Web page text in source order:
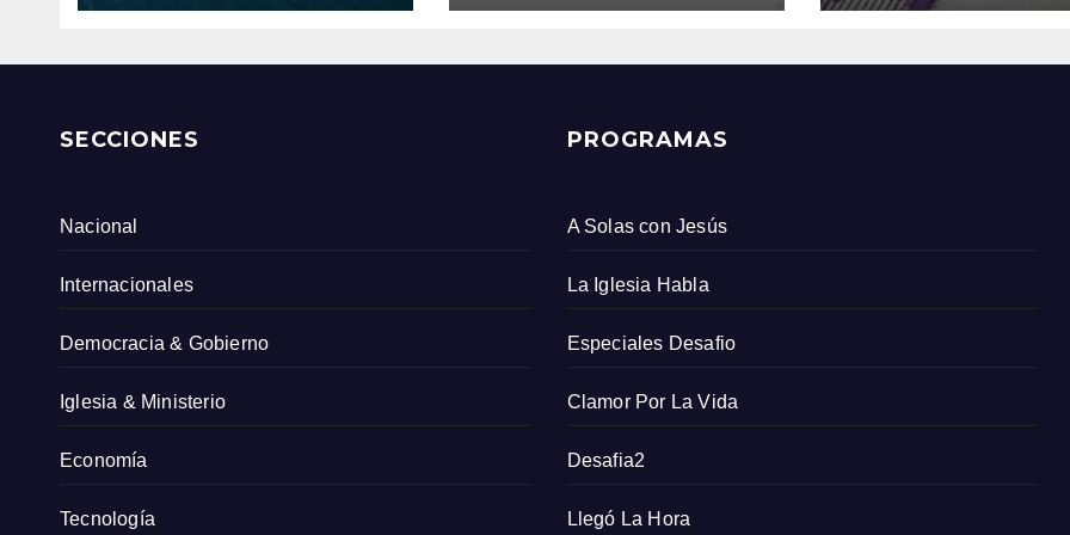
Colombiano
SECCIONES
Nacional
Internacionales
Democracia & Gobierno
Iglesia & Ministerio
Economía
Tecnología
PROGRAMAS
A Solas con Jesús
La Iglesia Habla
Especiales Desafio
Clamor Por La Vida
Desafia2
Llegó La Hora